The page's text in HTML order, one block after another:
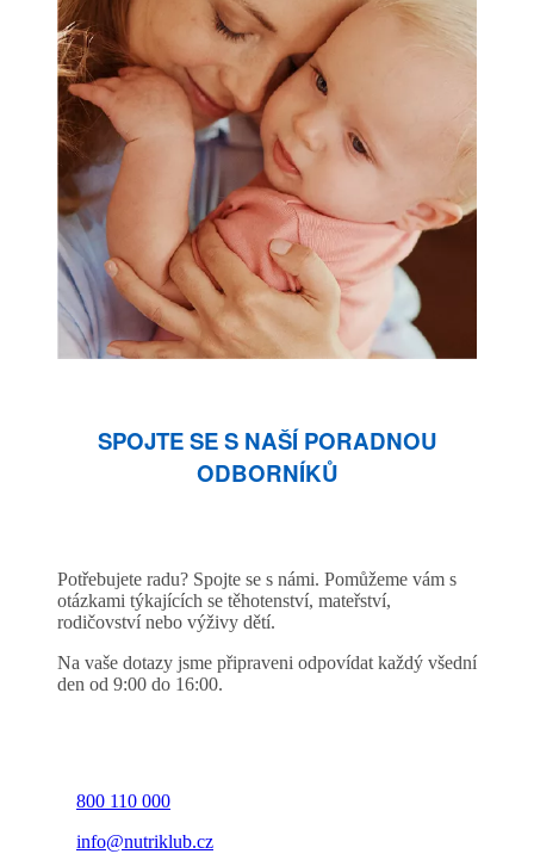
SPOJTE SE S NAŠÍ PORADNOU
ODBORNÍKŮ
Potřebujete radu? Spojte se s námi. Pomůžeme vám s
otázkami týkajících se těhotenství, mateřství,
rodičovství nebo výživy dětí.
Na vaše dotazy jsme připraveni odpovídat každý všední
den od 9:00 do 16:00.
800 110 000
info@nutriklub.cz